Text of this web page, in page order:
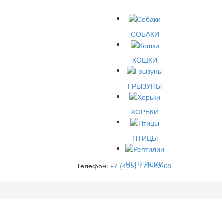
Телефон: +7 (495) 177-29-68
СОБАКИ
КОШКИ
ГРЫЗУНЫ
ХОРЬКИ
ПТИЦЫ
РЕПТИЛИИ